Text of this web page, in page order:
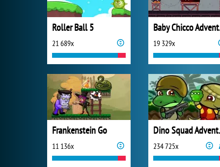
Roller Ball 5
21 689x 19 329x
Frankenstein Go
11 136x 234 725x